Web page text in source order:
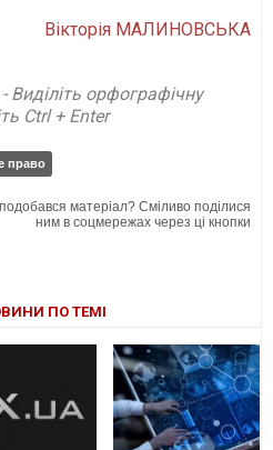
Вікторія МАЛИНОВСЬКА
орфографічну
Ctrl + Enter
право
матеріал? Сміливо поділися
ним в соцмережах через ці кнопки
ПО ТЕМІ